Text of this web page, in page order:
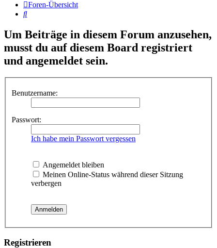
Foren-Übersicht
Suche
Um Beiträge in diesem Forum anzusehen,
musst du auf diesem Board registriert
und angemeldet sein.
Benutzername:
Passwort:
Ich habe mein Passwort vergessen
Angemeldet bleiben
Meinen Online-Status während dieser Sitzung
verbergen
Registrieren